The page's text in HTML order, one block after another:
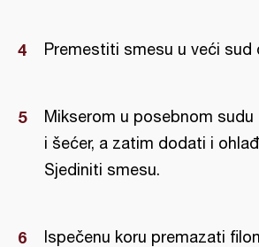
Premestiti smesu u veći sud
Mikserom u posebnom
i šećer, a zatim dodati i
Sjediniti smesu.
Ispečenu koru premazati